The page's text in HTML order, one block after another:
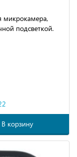
микрокамера,
подсветкой.
В корзину